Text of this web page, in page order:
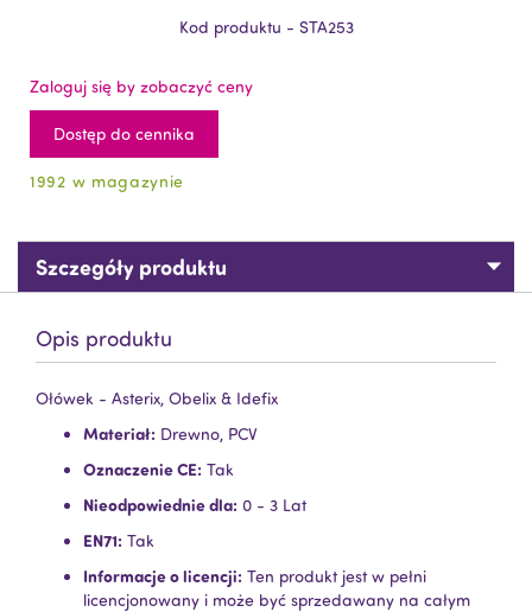
Kod produktu - STA253
Zaloguj się by zobaczyć ceny
Dostęp do cennika
1992 w magazynie
Szczegóły produktu
Opis produktu
Ołówek - Asterix, Obelix & Idefix
Materiał: Drewno, PCV
Oznaczenie CE: Tak
Nieodpowiednie dla: 0 - 3 Lat
EN71: Tak
Informacje o licencji: Ten produkt jest w pełni
licencjonowany i może być sprzedawany na całym